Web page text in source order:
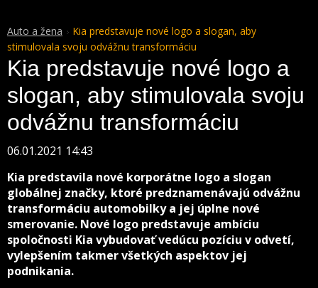
Auto a žena
Kia predstavuje nové logo a slogan, aby
stimulovala svoju odvážnu transformáciu
Kia predstavuje nové logo a
slogan, aby stimulovala svoju
odvážnu transformáciu
06.01.2021 14:43
Kia predstavila nové korporátne logo a slogan
globálnej značky, ktoré predznamenávajú odvážnu
transformáciu automobilky a jej úplne nové
smerovanie. Nové logo predstavuje ambíciu
spoločnosti Kia vybudovať vedúcu pozíciu v odvetí,
vylepšením takmer všetkých aspektov jej
podnikania.